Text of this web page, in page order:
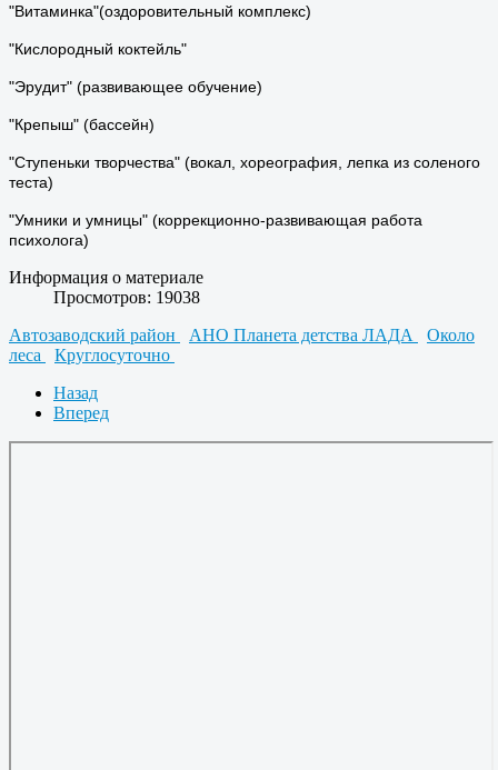
"Витаминка"(оздоровительный комплекс)
"Кислородный коктейль"
"Эрудит" (развивающее обучение)
"Крепыш" (бассейн)
"Ступеньки творчества" (вокал, хореография, лепка из соленого
теста)
"Умники и умницы" (коррекционно-развивающая работа
психолога)
Информация о материале
Просмотров: 19038
Автозаводский район
АНО Планета детства ЛАДА
Около
леса
Круглосуточно
Назад
Вперед